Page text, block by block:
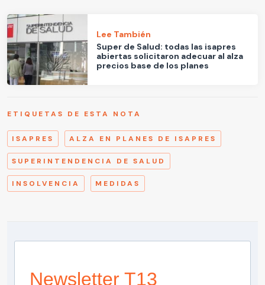
Lee También
Super de Salud: todas las isapres
abiertas solicitaron adecuar al alza
precios base de los planes
ETIQUETAS DE ESTA NOTA
ISAPRES ALZA EN PLANES DE ISAPRES
SUPERINTENDENCIA DE SALUD
INSOLVENCIA MEDIDAS
Newsletter T13